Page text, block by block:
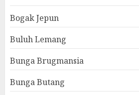
Bogak Jepun
Buluh Lemang
Bunga Brugmansia
Bunga Butang